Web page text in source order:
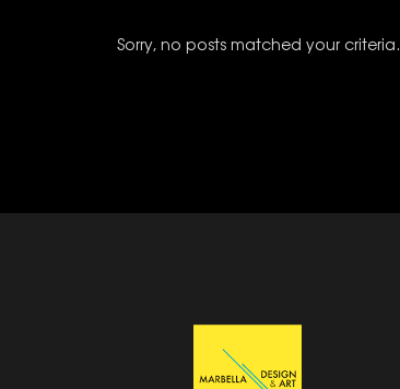
Sorry, no posts matched your criteria.